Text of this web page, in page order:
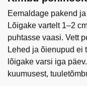
Eemaldage pakend
Lõigake vartelt 1–2
puhtasse vaasi. Vett
Lehed ja õienupud ei
lõigake varsi iga
kuumusest,